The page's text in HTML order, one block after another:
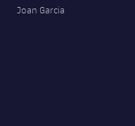
Joan Garcia